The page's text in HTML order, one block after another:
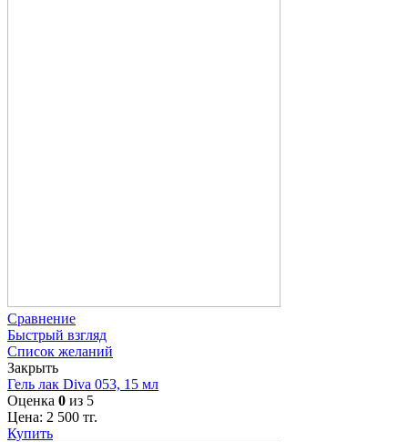
Сравнение
Быстрый взгляд
Список желаний
Закрыть
Гель лак Diva 053, 15 мл
Оценка 0 из 5
Цена: 2 500 тг.
Купить